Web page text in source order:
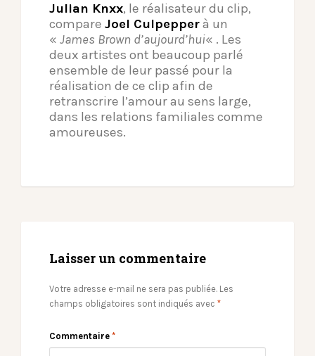
Julian Knxx, le réalisateur du clip,
compare Joel Culpepperà un
« James Brown d’aujourd’hui« . Les
deux artistes ont beaucoup parlé
ensemble de leur passé pour la
réalisation de ce clip afin de
retranscrire l’amour au sens large,
dans les relations familiales comme
amoureuses.
Laisser un commentaire
Votre adresse e-mail ne sera pas publiée. Les
champs obligatoires sont indiqués avec *
Commentaire *